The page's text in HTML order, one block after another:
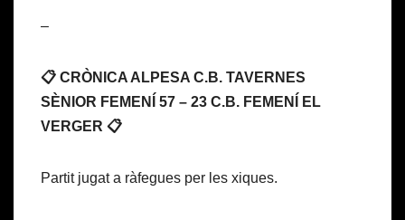
–
📋 CRÒNICA ALPESA C.B. TAVERNES
SÈNIOR FEMENÍ 57 – 23 C.B. FEMENÍ EL
VERGER 📋
Partit jugat a ràfegues per les xiques.